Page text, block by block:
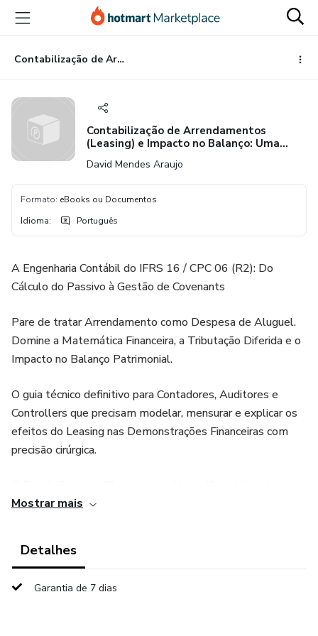
para
conteúdo
principal
para
pagamento
para
rodapé
Contabilização de Arrendamentos (Leasing) e Impacto no Balanço: Uma Abordagem via IFRS 16 / CPC 06 (R2)
Contabilização de Arrendamentos
(Leasing) e Impacto no Balanço: Uma
David Mendes Araujo
Formato: eBooks ou Documentos
Idioma: Português
A Engenharia Contábil do IFRS 16 / CPC 06 (R2): Do
Cálculo do Passivo à Gestão de Covenants
Pare de tratar Arrendamento como Despesa de Aluguel.
Domine a Matemática Financeira, a Tributação Diferida e o
Impacto no Balanço Patrimonial.
O guia técnico definitivo para Contadores, Auditores e
Controllers que precisam modelar, mensurar e explicar os
efeitos do Leasing nas Demonstrações Financeiras com
precisão cirúrgica.
Complexidade
arrendamento financeiro e operacional deixou de existir
Mostrar mais
Detalhes
Garantia de 7 dias